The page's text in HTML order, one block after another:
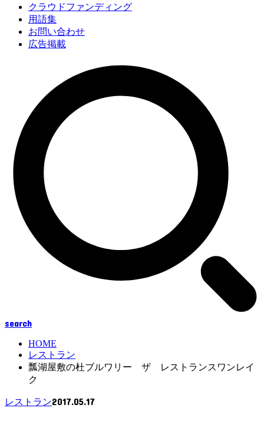
クラウドファンディング
用語集
お問い合わせ
広告掲載
search
HOME
レストラン
瓢湖屋敷の杜ブルワリー ザ レストランスワンレイ
ク
レストラン2017.05.17